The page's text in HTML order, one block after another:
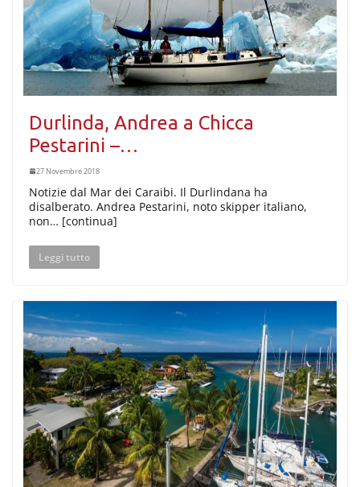
Durlinda, Andrea a Chicca
Pestarini –…
27 Novembre 2018
Notizie dal Mar dei Caraibi. Il Durlindana ha
disalberato. Andrea Pestarini, noto skipper italiano,
non… [continua]
Leggi tutto